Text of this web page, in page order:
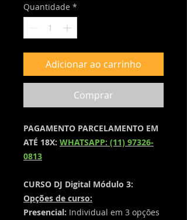
Quantidade *
Adicionar ao carrinho
Comprar
PAGAMENTO PARCELAMENTO EM
ATÉ 18X: WHATSAPP: (11) 97326-
0813
CURSO DJ Digital Módulo 3:
​Opções de curso:
Presencial: Individual em 3 opções